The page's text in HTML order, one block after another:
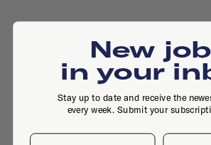
Hommelseweg 257, 6821
New
in your
Stay up to date and receive the
every week. Submit your
First name Last name